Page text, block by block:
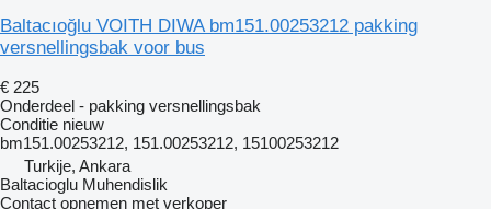
Baltacıoğlu VOITH DIWA bm151.00253212 pakking
versnellingsbak voor bus
€ 225
Onderdeel - pakking versnellingsbak
Conditie nieuw
bm151.00253212, 151.00253212, 15100253212
Turkije, Ankara
Baltacioglu Muhendislik
Contact opnemen met verkoper